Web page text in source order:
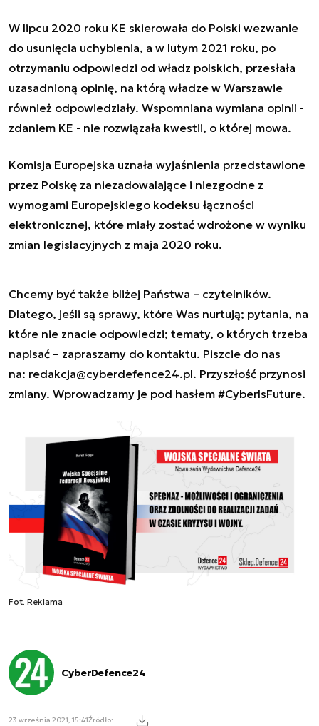
W lipcu 2020 roku KE skierowała do Polski wezwanie
do usunięcia uchybienia, a w lutym 2021 roku, po
otrzymaniu odpowiedzi od władz polskich, przesłała
uzasadnioną opinię, na którą władze w Warszawie
również odpowiedziały. Wspomniana wymiana opinii -
zdaniem KE - nie rozwiązała kwestii, o której mowa.
Komisja Europejska uznała wyjaśnienia przedstawione
przez Polskę za niezadowalające i niezgodne z
wymogami Europejskiego kodeksu łączności
elektronicznej, które miały zostać wdrożone w wyniku
zmian legislacyjnych z maja 2020 roku.
Chcemy być także bliżej Państwa – czytelników.
Dlatego, jeśli są sprawy, które Was nurtują; pytania, na
które nie znacie odpowiedzi; tematy, o których trzeba
napisać – zapraszamy do kontaktu. Piszcie do nas
na: redakcja@cyberdefence24.pl. Przyszłość przynosi
zmiany. Wprowadzamy je pod hasłem #CyberIsFuture.
Fot. Reklama
CyberDefence24
23 września 2021, 15:41Źródło: